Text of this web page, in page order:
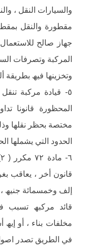
والسیارات النقل ،
مقطورة والنقل
جھاز صالح
المركبة وتصرفات
وتخزینھا فیھ بطریقة
٥- قیادة مركبة
المحظورة قانونا
مختصة بحظر نقلھا
الحدود التي یشملھا
قانون أخر ، یعاقب
إلف وخمسمائة جنیھ
قائد مركبھ تسبب
مخلفات بناء ، أو
في الطریق تصدر